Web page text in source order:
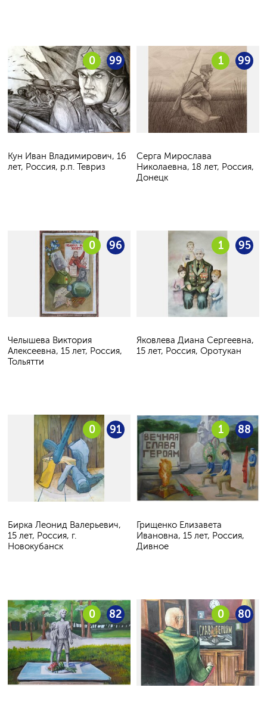
99
0
Кун Иван Владимирович, 16
лет, Россия, р.п. Тевриз
99
1
Серга Мирослава
Николаевна, 18 лет, Россия,
Донецк
96
0
Челышева Виктория
Алексеевна, 15 лет, Россия,
Тольятти
95
1
Яковлева Диана Сергеевна,
15 лет, Россия, Оротукан
91
0
Бирка Леонид Валерьевич,
15 лет, Россия, г.
Новокубанск
88
1
Грищенко Елизавета
Ивановна, 15 лет, Россия,
Дивное
82
0 80
0